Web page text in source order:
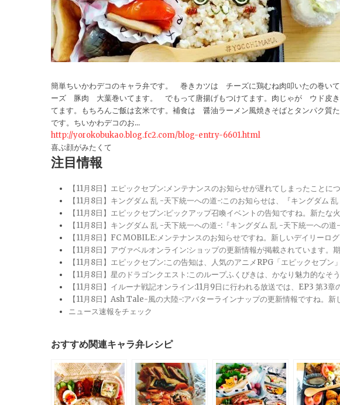
簡単ちいかわデコのキャラ弁です。 巻きカツは チーズに鶏むね肉叩いたの巻
ーズ 豚肉 大葉巻いてます。 でもって唐揚げもつけてます。肉じゃが ウド皮
てます。もちろんご飯は玄米です。補食は 醤油ラーメン風焼きそばとタンパク質
です。ちいかわデコのお...
http://yorokobukao.blog.fc2.com/blog-entry-6601.html
喜ぶ顔がみたくて
注目情報
【11月8日】エピックセブン:メンテナンスのお知らせが遅れてしまったことに
【11月8日】キングダム 乱 -天下統一への道-:このお知らせは、『キングダム
【11月8日】エピックセブン:ピックアップ召喚イベントの告知ですね。新たな
【11月8日】キングダム 乱 -天下統一への道-:『キングダム 乱 -天下統一への
【11月8日】FC MOBILE:メンテナンスのお知らせですね。新しいデイリーロ
【11月8日】アヴァベルオンライン:ショップの更新情報が掲載されています
【11月8日】エピックセブン:この告知は、人気のアニメRPG「エピックセブ
【11月8日】星のドラゴンクエスト:このループふくびきは、かなり魅力的な
【11月8日】イルーナ戦記オンライン:11月9日に行われる放送では、EP3 第3
【11月8日】Ash Tale-風の大陸-:アバターラインナップの更新情報ですね。
ニュース速報をチェック
おすすめ関連キャラ弁レシピ